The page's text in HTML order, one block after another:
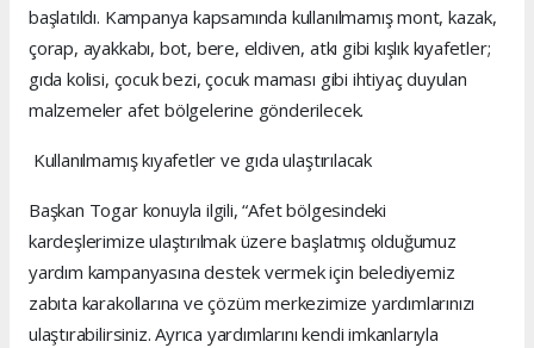
başlatıldı. Kampanya kapsamında kullanılmamış mont, kazak,
çorap, ayakkabı, bot, bere, eldiven, atkı gibi kışlık kıyafetler;
gıda kolisi, çocuk bezi, çocuk maması gibi ihtiyaç duyulan
malzemeler afet bölgelerine gönderilecek.
Kullanılmamış kıyafetler ve gıda ulaştırılacak
Başkan Togar konuyla ilgili, “Afet bölgesindeki
kardeşlerimize ulaştırılmak üzere başlatmış olduğumuz
yardım kampanyasına destek vermek için belediyemiz
zabıta karakollarına ve çözüm merkezimize yardımlarınızı
ulaştırabilirsiniz. Ayrıca yardımlarını kendi imkanlarıyla